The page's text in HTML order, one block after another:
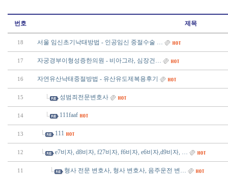
번호 제목
18 서울 임신초기낙태방법 - 인공임신 중절수술 …
17 자궁경부이형성증한의원 - 비아그라, 심장건…
16 자연유산낙태중절방법 - 유산유도제복용후기
15 성범죄전문변호사
14 111faaf
13 111
12 e7비자, d8비자, f27비자, f6비자, e6비자,d9비자, …
11 형사 전문 변호사, 형사 변호사, 음주운전 변…